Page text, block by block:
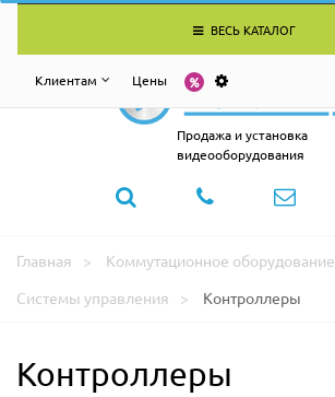
ВЕСЬ КАТАЛОГ
Клиентам Цены
Продажа и установка
видеооборудования
Главная
Коммутационное оборудование
Системы управления
Контроллеры
Контроллеры